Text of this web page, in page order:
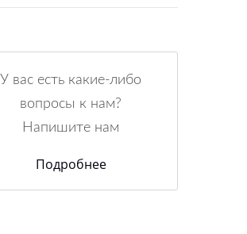
У вас есть какие-либо
вопросы к нам?
Напишите нам
Подробнее